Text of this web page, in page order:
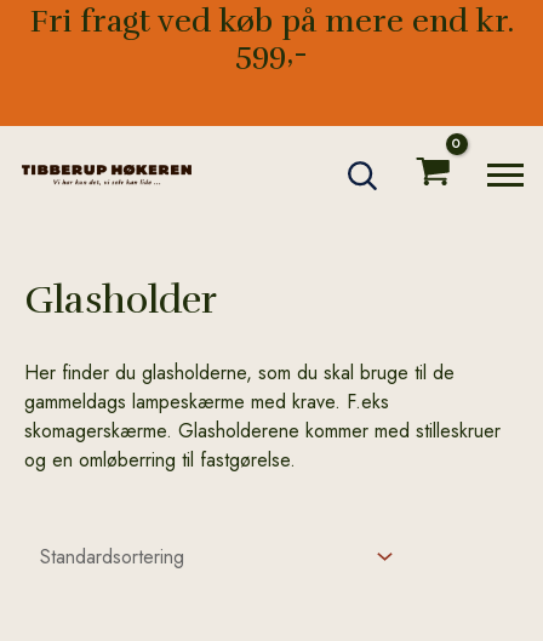
Fri fragt ved køb på mere end kr.
599,-
Glasholder
Her finder du glasholderne, som du skal bruge til de
gammeldags lampeskærme med krave. F.eks
skomagerskærme. Glasholderene kommer med stilleskruer
og en omløberring til fastgørelse.